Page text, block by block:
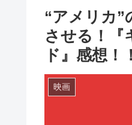
“アメリカ”
させる！『
ド』感想！！
映画